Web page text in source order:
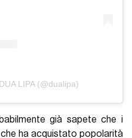
LIPA (@dualipa)
già sapete che i
ha acquistato popolarità